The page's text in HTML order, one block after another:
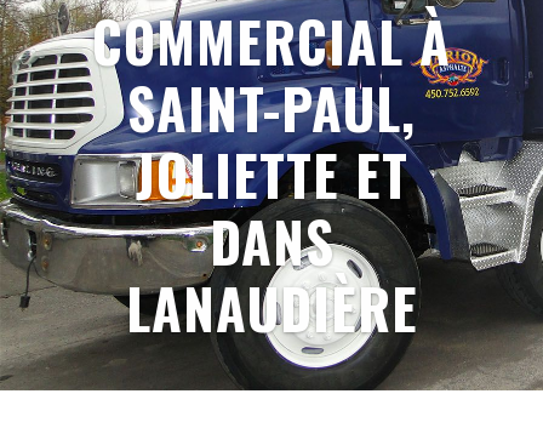
COMMERCIAL À
SAINT-PAUL,
JOLIETTE ET
DANS
LANAUDIÈRE